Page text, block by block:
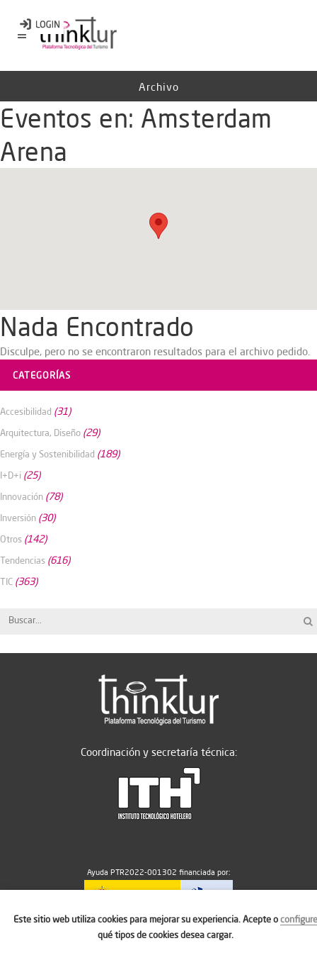
Archivo
Eventos en: Amsterdam
Arena
Nada Encontrado
Disculpe, pero no se encontraron resultados para el archivo pedido.
CATEGORÍAS
Accesibilidad (31)
Arquitectura, Diseño (29)
Energía y Sostenibilidad (189)
I+D+i (25)
Innovación (78)
Inversión (30)
Otros (142)
Tendencias (616)
TIC (363)
Coordinación y secretaría técnica:
Ayuda PTR2022-001302 financiada por:
MICIU/AEI/10.13039/501100011033
Este sitio web utiliza cookies para mejorar su experiencia. Acepte oconfigure
qué tipos de cookies desea cargar.